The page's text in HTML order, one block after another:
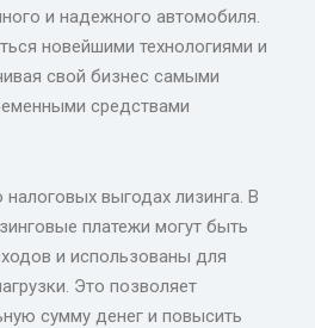
и надежного автомобиля.
новейшими технологиями и
свой бизнес самыми
средствами
выгодах лизинга. В
платежи могут быть
и использованы для
Это позволяет
сумму денег и повысить